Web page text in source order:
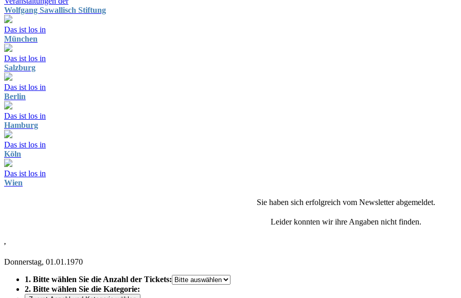
Wolfgang Sawallisch Stiftung
Das ist los in
München
Das ist los in
Salzburg
Das ist los in
Berlin
Das ist los in
Hamburg
Das ist los in
Köln
Das ist los in
Wien
Sie haben sich erfolgreich vom Newsletter abgemeldet.
Leider konnten wir ihre Angaben nicht finden.
,
Donnerstag, 01.01.1970
1. Bitte wählen Sie die Anzahl der Tickets:
2. Bitte wählen Sie die Kategorie: